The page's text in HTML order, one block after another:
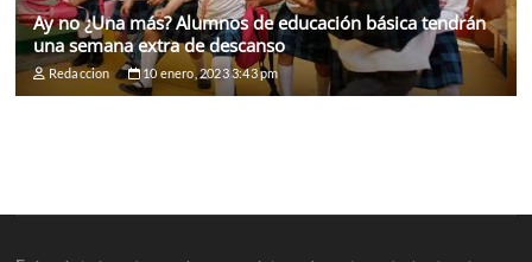
Ay no ¿Una más? Alumnos de educación básica tendrán
una semana extra de descanso
Redaccion 10 enero, 2023 3:43 pm